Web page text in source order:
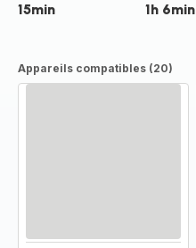
15min 1h 6min
Appareils compatibles (20)